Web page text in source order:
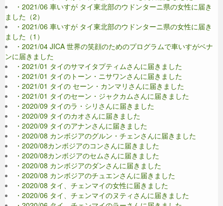
・2021/06 車いすが タイ東北部のウドンターニ県の女性に届き
ました（2）
・2021/06 車いすが タイ東北部のウドンターニ県の女性に届き
ました（1）
・2021/04 JICA 世界の笑顔のためのプログラムで車いすがベナ
ンに届きました
・2021/01 タイのサマイタプティムさんに届きました
・2021/01 タイのトーン・ニサワンさんに届きました
・2021/01 タイの セーン・カンマリさんに届きました
・2021/01 タイのセーン・ジャクカムさんに届きました
・2020/09 タイのラ・シリさんに届きました
・2020/09 タイのカオさんに届きました
・2020/09 タイのアナンさんに届きました
・2020/08 カンボジアのグルン・チェンさんに届きました
・2020/08カンボジアのコンさんに届きました
・2020/08カンボジアのセムさんに届きました
・2020/08 カンボジアのダンさんに届きました
・2020/08 カンボジアのチュエンさんに届きました
・2020/08 タイ、チェンマイの女性に届きました
・2020/06 タイ、チェンマイのヌティさんに届きました